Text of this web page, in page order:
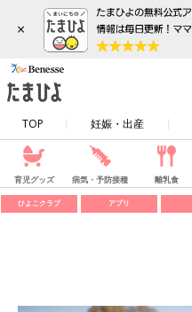
×
TOP 妊娠・出産
育児グッズ 病気・予防接種 離乳食
ひよこクラブ アプリ